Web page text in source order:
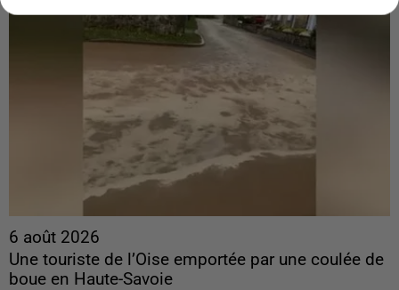
6 août 2026
Une touriste de l’Oise emportée par une coulée de
boue en Haute-Savoie